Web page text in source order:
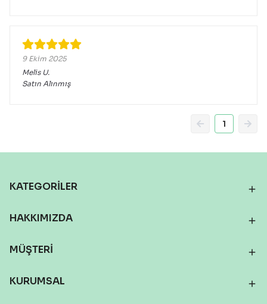
9 Ekim 2025
Melis U.
Satın Alınmış
1
KATEGORİLER
HAKKIMIZDA
MÜŞTERİ
KURUMSAL